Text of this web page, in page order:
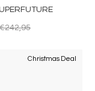
€242,95
Christmas Deal